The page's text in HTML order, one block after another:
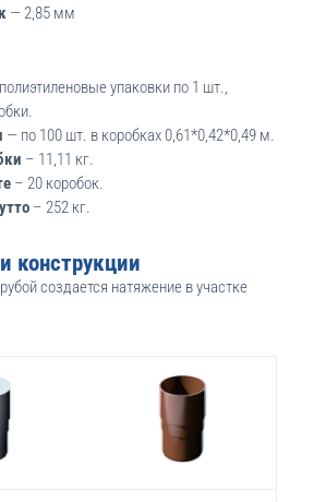
— 2,85 мм
упаковки по 1 шт.,
— по 100 шт. в коробках 0,61*0,42*0,49 м.
– 11,11 кг.
– 20 коробок.
– 252 кг.
конструкции
создается натяжение в участке